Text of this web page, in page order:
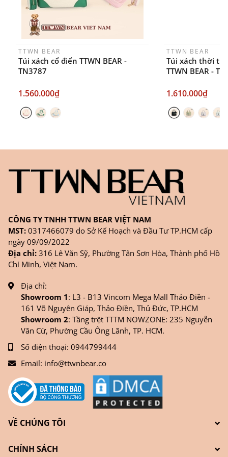
TTWN BEAR
Túi xách cổ điển TTWN BEAR -
TN3787
1.560.000₫
TTWN BEAR
Túi xách thời
TTWN BEAR -
1.610.000₫
CÔNG TY TNHH TTWN BEAR VIỆT NAM
MST: 0317466079 do Sở Kế Hoạch và Đầu Tư TP.HCM cấp
ngày 09/09/2022
Địa chỉ: 316 Lê Văn Sỹ, Phường Tân Sơn Hòa, Thành phố Hồ
Chí Minh, Việt Nam.
Địa chỉ:
Showroom 1: L3 - B13 Vincom Mega Mall Thảo Điền -
161 Võ Nguyên Giáp, Thảo Điền, Thủ Đức, TP.HCM
Showroom 2: Tầng trệt TTTM NOWZONE: 235 Nguyễn
Văn Cừ, Phường Cầu Ông Lãnh, TP. HCM.
Số điện thoại: 0944799444
Email: info@ttwnbear.co
VỀ CHÚNG TÔI
CHÍNH SÁCH